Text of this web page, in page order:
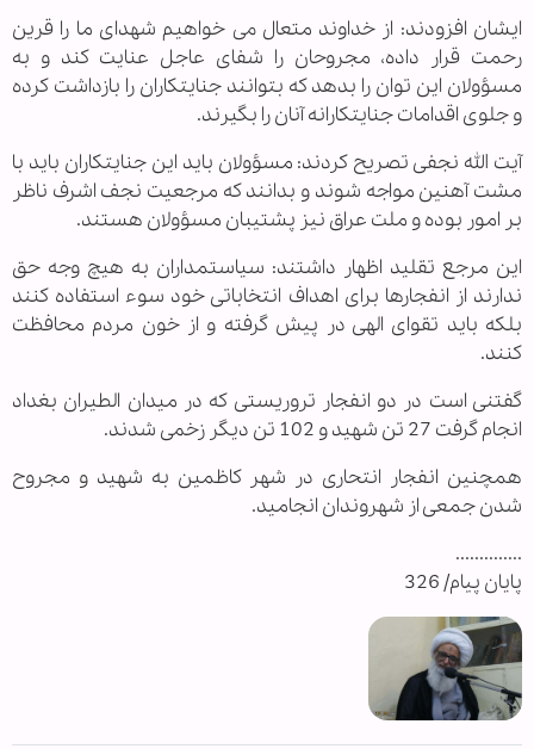
ایشان افزودند: از خداوند متعال می خواهیم شهدای ما را قرین
رحمت قرار داده، مجروحان را شفای عاجل عنایت کند و به
مسؤولان این توان را بدهد که بتوانند جنایتکاران را بازداشت کرده
و جلوی اقدامات جنایتکارانه آنان را بگیرند.
آیت الله نجفی تصریح کردند: مسؤولان باید این جنایتکاران باید با
مشت آهنین مواجه شوند و بدانند که مرجعیت نجف اشرف ناظر
بر امور بوده و ملت عراق نیز پشتیبان مسؤولان هستند.
این مرجع تقلید اظهار داشتند: سیاستمداران به هیچ وجه حق
ندارند از انفجارها برای اهداف انتخاباتی خود سوء استفاده کنند
بلکه باید تقوای الهی در پیش گرفته و از خون مردم محافظت
کنند.
گفتنی است در دو انفجار تروریستی که در میدان الطیران بغداد
انجام گرفت 27 تن شهید و 102 تن دیگر زخمی شدند.
همچنین انفجار انتحاری در شهر کاظمین به شهید و مجروح
شدن جمعی از شهروندان انجامید.
..............
پایان پیام/ 326